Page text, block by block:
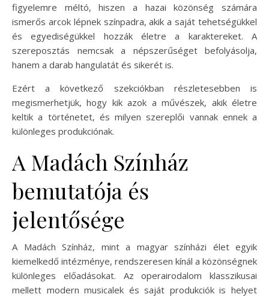
figyelemre méltó, hiszen a hazai közönség számára
ismerős arcok lépnek színpadra, akik a saját tehetségükkel
és egyediségükkel hozzák életre a karaktereket. A
szereposztás nemcsak a népszerűséget befolyásolja,
hanem a darab hangulatát és sikerét is.
Ezért a következő szekciókban részletesebben is
megismerhetjük, hogy kik azok a művészek, akik életre
keltik a történetet, és milyen szereplői vannak ennek a
különleges produkciónak.
A Madách Színház
bemutatója és
jelentősége
A Madách Színház, mint a magyar színházi élet egyik
kiemelkedő intézménye, rendszeresen kínál a közönségnek
különleges előadásokat. Az operairodalom klasszikusai
mellett modern musicalek és saját produkciók is helyet